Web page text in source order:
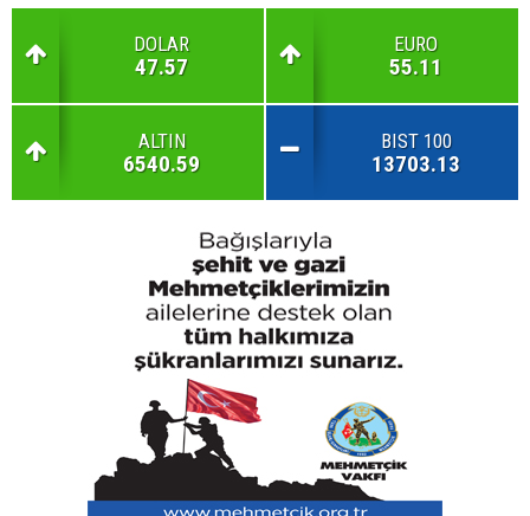
DOLAR
47.57
EURO
55.11
ALTIN
6540.59
BIST 100
13703.13